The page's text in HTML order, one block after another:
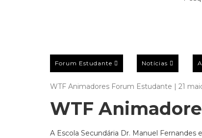
Forum Estudante Notícias
WTF Animadores Forum Estudante | 21
WTF
A Escola Secundária Dr. Manuel